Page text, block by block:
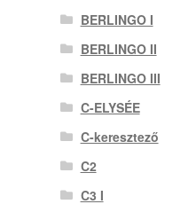
BERLINGO I
BERLINGO II
BERLINGO III
C-ELYSÉE
C-keresztező
C2
C3 I